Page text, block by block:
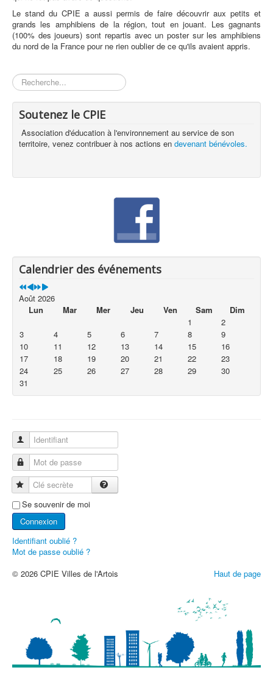
Le stand du CPIE a aussi permis de faire découvrir aux petits et
grands les amphibiens de la région, tout en jouant. Les gagnants
(100% des joueurs) sont repartis avec un poster sur les amphibiens
du nord de la France pour ne rien oublier de ce qu'ils avaient appris.
Rechercher
Soutenez le CPIE
Association d'éducation à l'environnement au service de son
territoire, venez contribuer à nos actions en devenant bénévoles.
Calendrier des événements
Août 2026
Lun
Mar Mer Jeu Ven Sam
Dim
1
2
3
4 5 6 7 8
9
10
11 12 13 14 15
16
17
18 19 20 21 22
23
24
25 26 27 28 29
30
31
Identifiant
Mot de passe
Clé secrète
Se souvenir de moi
Connexion
Identifiant oublié ?
Mot de passe oublié ?
Haut de page
© 2026 CPIE Villes de l'Artois